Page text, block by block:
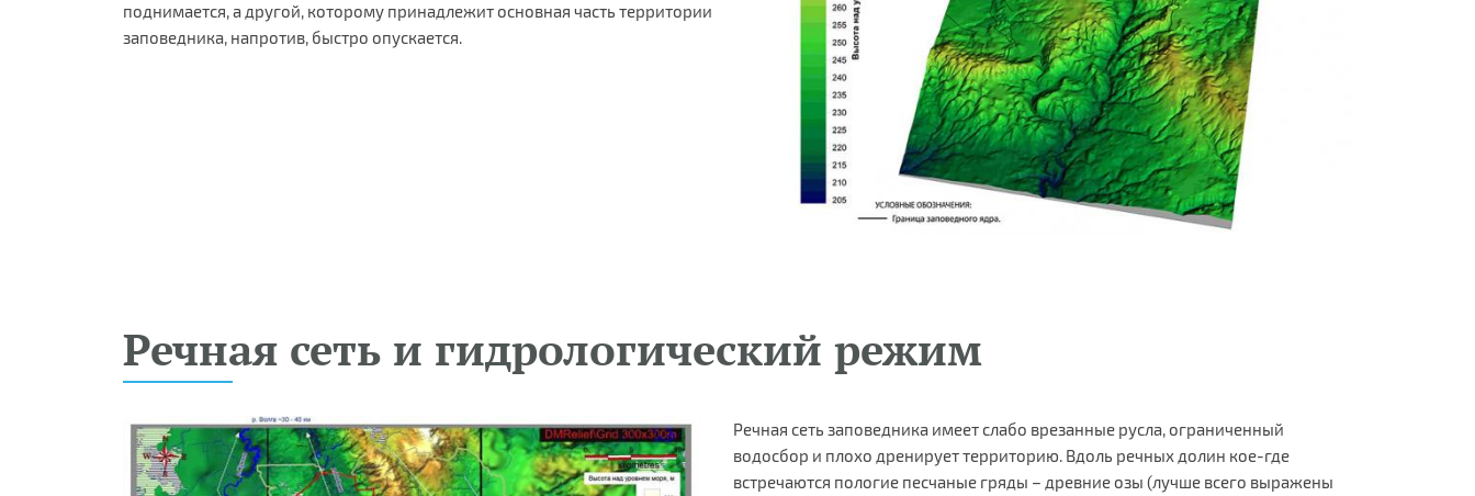
поднимается, а другой, которому принадлежит основная часть территории
заповедника, напротив, быстро опускается.
Речная сеть и гидрологический режим
Речная сеть заповедника имеет слабо врезанные русла, ограниченный
водосбор и плохо дренирует территорию. Вдоль речных долин кое-где
встречаются пологие песчаные гряды – древние озы (лучше всего выражены